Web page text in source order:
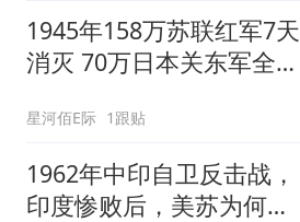
1945年158万苏联红军7天
消灭 70万日本关东军全过
星河佰E际 1跟贴
1962年中印自卫反击战，
印度惨败后，美苏为何不